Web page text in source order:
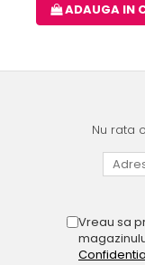
ADAUGA IN
Nu rata
Vreau sa